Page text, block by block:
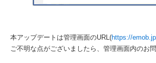
本アップデートは管理画面のURL(https://
ご不明な点がございましたら、管理画面内のお